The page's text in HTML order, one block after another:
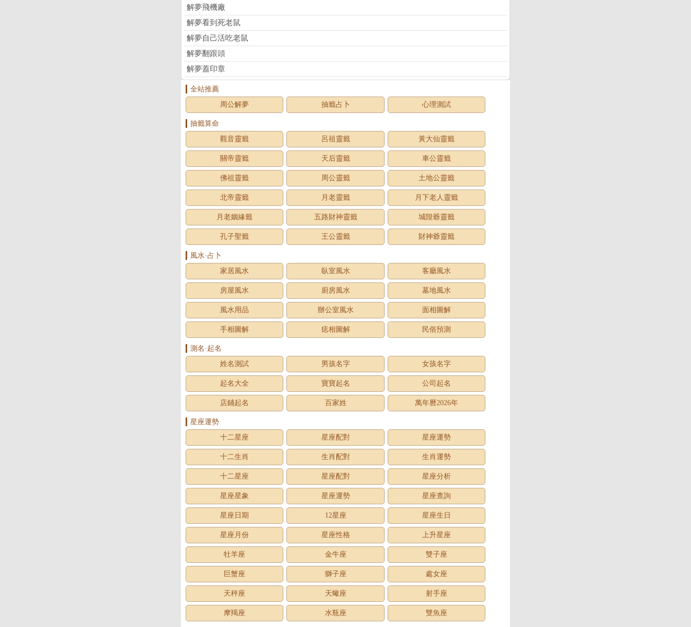
解夢飛機廠
解夢看到死老鼠
解夢自己活吃老鼠
解夢翻跟頭
解夢蓋印章
全站推薦
周公解夢
抽籤占卜 心理測試
抽籤算命
觀音靈籤
呂祖靈籤 黃大仙靈籤
關帝靈籤 天后靈籤 車公靈籤
佛祖靈籤 周公靈籤 土地公靈籤
北帝靈籤 月老靈籤 月下老人靈籤
月老姻緣籤 五路財神靈籤 城隍爺靈籤
孔子聖籤 王公靈籤 財神爺靈籤
風水·占卜
家居風水
臥室風水 客廳風水
房屋風水 廚房風水 墓地風水
風水用品 辦公室風水 面相圖解
手相圖解 痣相圖解 民俗預測
測名·起名
姓名測試
男孩名字 女孩名字
起名大全 寶寶起名 公司起名
店鋪起名 百家姓 萬年曆2026年
星座運勢
十二星座
星座配對 星座運勢
十二生肖 生肖配對 生肖運勢
十二星座 星座配對 星座分析
星座星象 星座運勢 星座查詢
星座日期 12星座 星座生日
星座月份 星座性格 上升星座
牡羊座 金牛座 雙子座
巨蟹座 獅子座 處女座
天秤座 天蠍座 射手座
摩羯座 水瓶座 雙魚座